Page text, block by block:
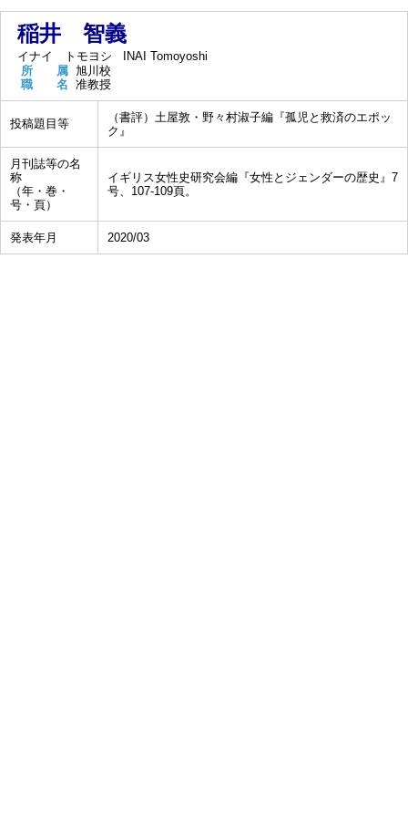
稲井 智義
イナイ トモヨシ
INAI Tomoyoshi
所 属 旭川校
職 名 准教授
投稿題目等
（書評）土屋敦・野々村淑子編『孤児と救済のエポッ
ク』
月刊誌等の名
称
（年・巻・
号・頁）
イギリス女性史研究会編『女性とジェンダーの歴史』7
号、107-109頁。
発表年月 2020/03